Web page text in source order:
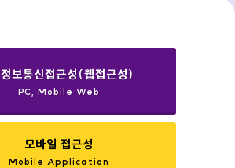
정보통신접근성(웹접근성)
PC, Mobile Web
모바일 접근성
Mobile Application